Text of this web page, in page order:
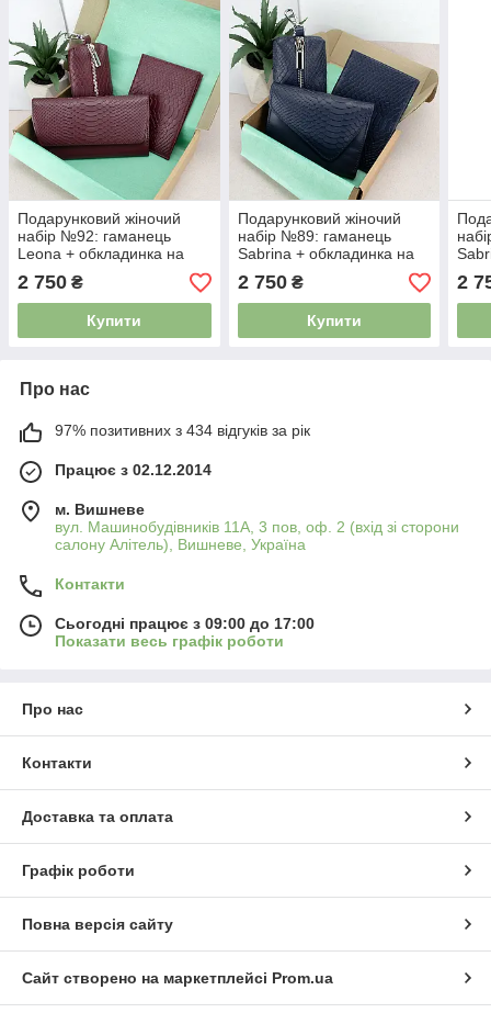
Подарунковий жіночий
набір №92: гаманець
Leona + обкладинка на
паспорт + ключниця
(бордовий пітон)
2 750 ₴
Купити
Подарунковий жіночий
набір №89: гаманець
Sabrina + обкладинка на
паспорт + ключниця
(синий пітон)
2 750₴
Купити
2
Про нас
97% позитивних з 434 відгуків за рік
Працює з 02.12.2014
м. Вишневе
вул. Машинобудівників 11А, 3 пов, оф. 2 (вхід зі сторони
салону Алітель), Вишневе, Україна
Контакти
Сьогодні працює з 09:00 до 17:00
Показати весь графік роботи
Про нас
Контакти
Доставка та оплата
Графік роботи
Повна версія сайту
Сайт створено на маркетплейсі Prom.ua